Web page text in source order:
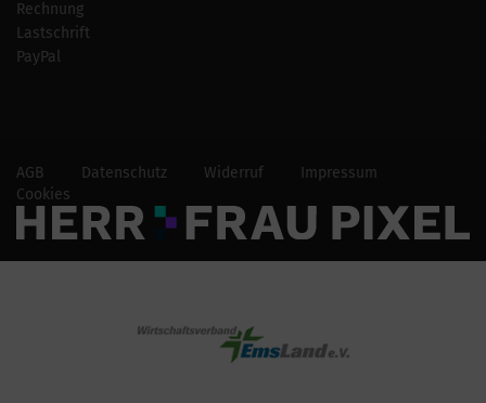
Rechnung
Lastschrift
PayPal
AGB Datenschutz Widerruf
Impressum
Cookies